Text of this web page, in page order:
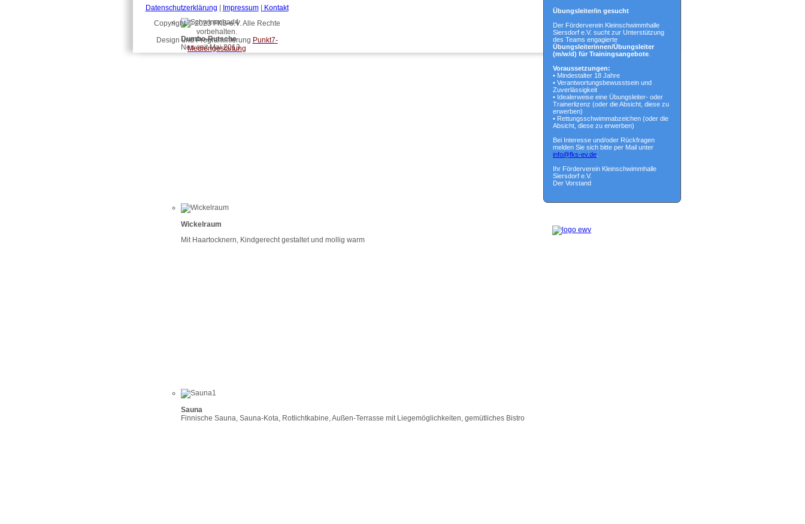
Dumbo-Rutsche
Neu seit Mai 2013
Wickelraum
Mit Haartocknern, Kindgerecht gestaltet und mollig warm
Sauna
Finnische Sauna, Sauna-Kota, Rotlichtkabine, Außen-Terrasse mit Liegemöglichkeiten, gemütliches Bistro
Übungsleiter/in gesucht
Der Förderverein Kleinschwimmhalle
Siersdorf e.V. sucht zur Unterstützung
des Teams engagierte
Übungsleiterinnen/Übungsleiter
(m/w/d) für Trainingsangebote
Voraussetzungen:
• Mindestalter 18 Jahre
• Verantwortungsbewusstsein und
Zuverlässigkeit
• Idealerweise eine Übungsleiter- oder
Trainerlizenz (oder die Absicht, diese zu
erwerben)
• Rettungsschwimmabzeichen (oder die
Absicht, diese zu erwerben)
Bei Interesse und/oder Rückfragen
melden Sie sich bitte per Mail unter
info@fks-ev.de
Ihr Förderverein Kleinschwimmhalle
Siersdorf e.V.
Der Vorstand
Datenschutzerklärung
Impressum|
Kontakt
Copyright © 2023 FKS-e.V. Alle Rechte
vorbehalten.
Design und Programmierung Punkt7-
Mediengestaltung